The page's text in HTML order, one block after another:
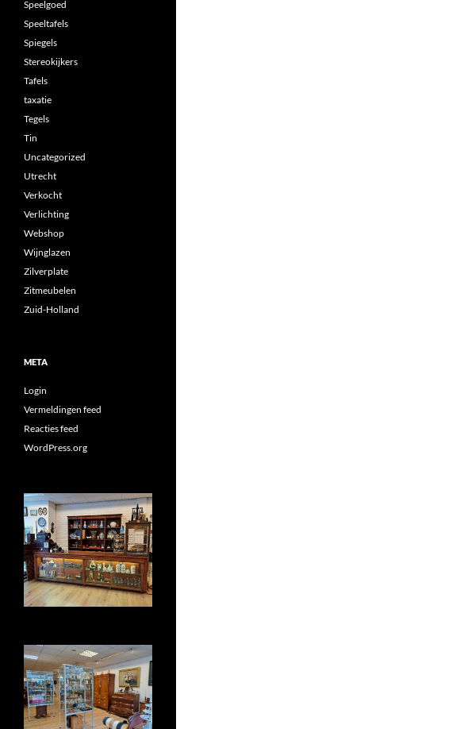
Speelgoed
Speeltafels
Spiegels
Stereokijkers
Tafels
taxatie
Tegels
Tin
Uncategorized
Utrecht
Verkocht
Verlichting
Webshop
Wijnglazen
Zilverplate
Zitmeubelen
Zuid-Holland
META
Login
Vermeldingen feed
Reacties feed
WordPress.org